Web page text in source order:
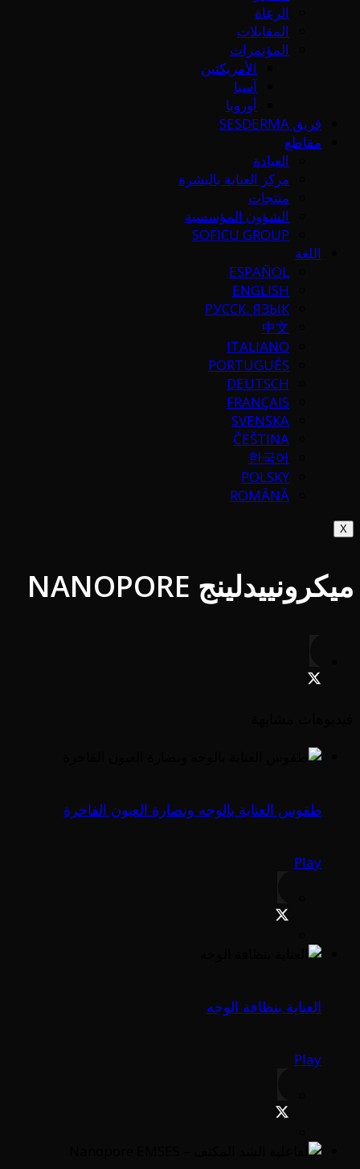
الرعاة
المقابلات
المؤتمرات
الأمريكتين
آسيا
أوروبا
فريق SESDERMA
مقاطع
العيادة
مركز العناية بالبشرة
منتجات
الشؤون المؤسسية
SOFICU GROUP
اللغة
ESPAÑOL
ENGLISH
РУССК. ЯЗЫК
中文
ITALIANO
PORTUGUÉS
DEUTSCH
FRANÇAIS
SVENSKA
ČEŠTINA
한국어
POLSKY
ROMÂNĂ
X
ميكرونييدلينج NANOPORE
طقوس العناية بالوجه ونضارة العيون الفاخرة
Play
العناية بنظافة الوجه
Play